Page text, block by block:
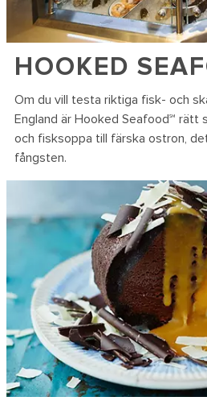
HOOKED
Om du vill testa riktiga fisk- och
England är Hooked Seafood℠ rätt
och fisksoppa till färska ostron,
fångsten.